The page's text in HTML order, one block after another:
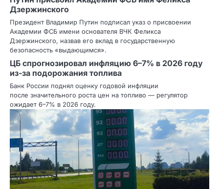
Дзержинского
Президент Владимир Путин подписал указ о присвоении
Академии ФСБ имени основателя ВЧК Феликса
Дзержинского, назвав его вклад в государственную
безопасность «выдающимся».
ЦБ спрогнозировал инфляцию 6–7% в 2026 году
из‑за подорожания топлива
Банк России поднял оценку годовой инфляции
после значительного роста цен на топливо — регулятор
ожидает 6–7% в 2026 году.